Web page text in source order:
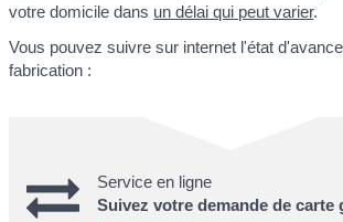
votre domicile dans un délai qui peut varier.
Vous pouvez suivre sur internet l'état
fabrication :
Service en ligne
Suivez votre demande de carte